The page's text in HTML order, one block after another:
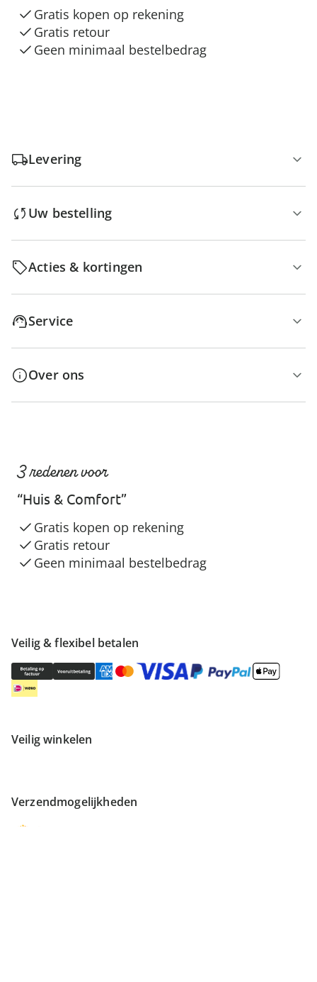
Gratis kopen op rekening
Gratis retour
Geen minimaal bestelbedrag
Levering
Uw bestelling
Acties & kortingen
Service
Over ons
Veilig & flexibel betalen
Veilig winkelen
Verzendmogelijkheden
3 redenen voor
“Huis & Comfort”
Gratis kopen op rekening
Gratis retour
Geen minimaal bestelbedrag